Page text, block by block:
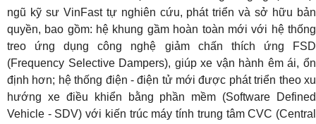
ngũ kỹ sư VinFast tự nghiên cứu, phát triển và sở hữu bản
quyền, bao gồm: hệ khung gầm hoàn toàn mới với hệ thống
treo ứng dụng công nghệ giảm chấn thích ứng FSD
(Frequency Selective Dampers), giúp xe vận hành êm ái, ổn
định hơn; hệ thống điện - điện tử mới được phát triển theo xu
hướng xe điều khiển bằng phần mềm (Software Defined
Vehicle - SDV) với kiến trúc máy tính trung tâm CVC (Central